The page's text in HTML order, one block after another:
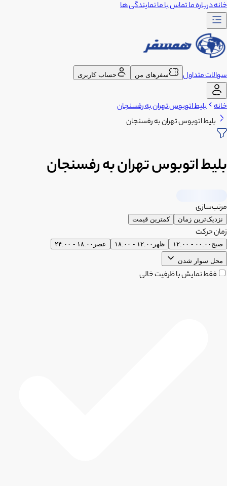
خانهدرباره ماتماس با مانمایندگی ها
سوالات متداول سفرهای من حساب کاربری
خانه بلیط اتوبوس تهران به رفسنجان
بلیط اتوبوس تهران به رفسنجان
بلیط اتوبوس تهران به رفسنجان
مرتب‌سازی
نزدیک‌ترین زمان کمترین قیمت
زمان حرکت
صبح ۰۰:۰۰ - ۱۲:۰۰ ظهر ۱۲:۰۰ - ۱۸:۰۰ عصر ۱۸:۰۰ - ۲۴:۰۰
محل سوار شدن
فقط نمایش با ظرفیت خالی